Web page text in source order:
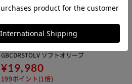
ダッドウェイ EBC OMNI Dream/ CRE
GBCDRSTOLV ソフトオリーブ
¥19,980
199ポイント(1倍)